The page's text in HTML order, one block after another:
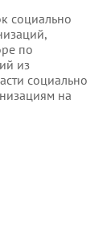
социально
по
из
социально
на